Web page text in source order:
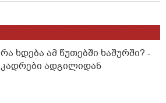
რა ხდება ამ წუთებში ხაშურში? -
კადრები ადგილიდან